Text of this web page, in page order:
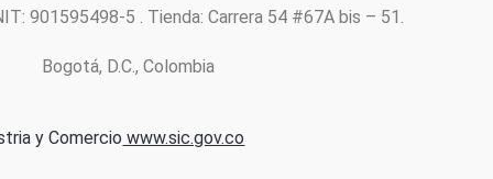
901595498-5 . Tienda: Carrera 54 #67A bis – 51.
Bogotá, D.C., Colombia
y Comercio www.sic.gov.co